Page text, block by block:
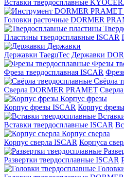
Вставки твердосплавные
Головки расточные DORMER
Пластины твердосплавные ISCAR
Державки
Державки TaeguTec Державки
Фрезы
Фреза твердосплавная ISCAR
Свёрла
Сверла DORMER PRAMET
Корпус фрезы
Корпус фрезы ISCAR Корпус
Вставки твердосплавные ISCAR
Корпус сверла
Корпус сверла ISCAR Корпуса
Развертки твердосплавные ISCAR